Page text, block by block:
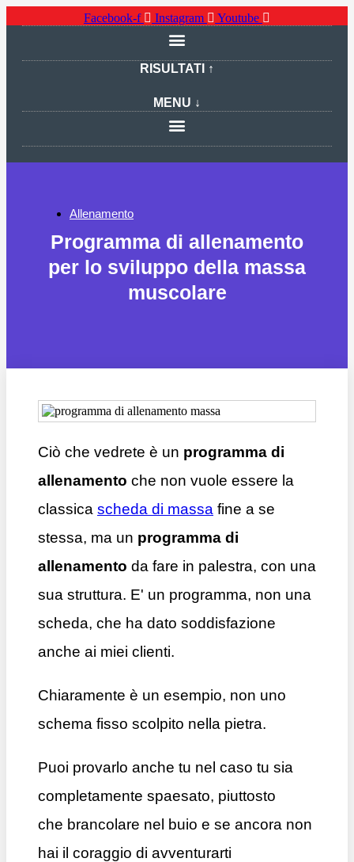
Facebook-f Instagram Youtube
RISULTATI ↑
MENU ↓
Allenamento
Programma di allenamento
per lo sviluppo della massa
muscolare
Ciò che vedrete è un programma di
allenamento che non vuole essere la
classica scheda di massa fine a se
stessa, ma un programma di
allenamento da fare in palestra, con una
sua struttura. E' un programma, non una
scheda, che ha dato soddisfazione
anche ai miei clienti.
Chiaramente è un esempio, non uno
schema fisso scolpito nella pietra.
Puoi provarlo anche tu nel caso tu sia
completamente spaesato, piuttosto
che brancolare nel buio e se ancora non
hai il coraggio di avventurarti